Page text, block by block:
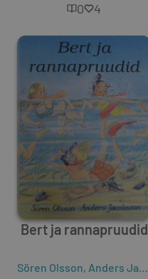
0 4
Bert ja rannapruudid
Sören Olsson, Anders Jacobsson